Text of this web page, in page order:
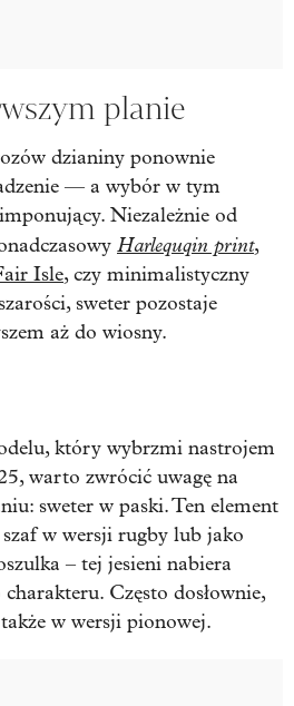
planie
dzianiny ponownie
— a wybór w tym
Niezależnie od
Harlequqin print,
Isle, czy minimalistyczny
sweter pozostaje
aż do wiosny.
który wybrzmi nastrojem
warto zwrócić uwagę na
sweter w paski. Ten element
w wersji rugby lub jako
– tej jesieni nabiera
Często dosłownie,
w wersji pionowej.